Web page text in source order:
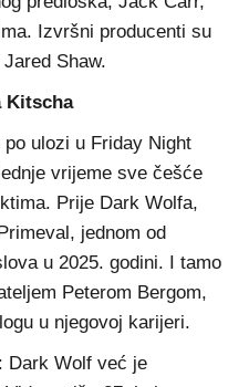
Izvršni producenti su
Shaw.
Kitscha
ulozi u Friday Night
vrijeme sve češće
Prije Dark Wolfa,
jednom od
u 2025. godini. I tamo
Peterom Bergom,
u njegovoj karijeri.
Dark Wolf već je